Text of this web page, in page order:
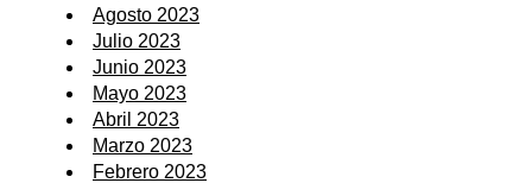
Agosto 2023
Julio 2023
Junio 2023
Mayo 2023
Abril 2023
Marzo 2023
Febrero 2023